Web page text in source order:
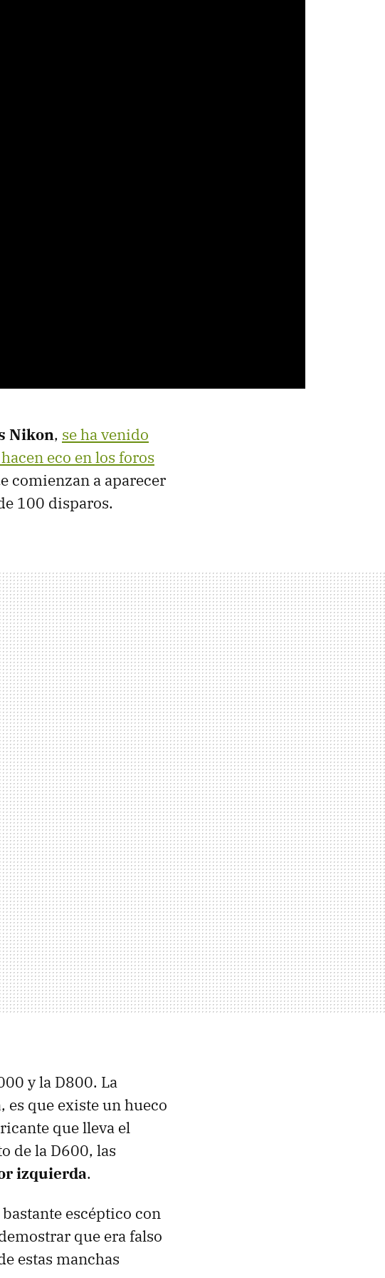
Nikon, se ha venido
eco en los foros
comienzan a aparecer
100 disparos.
y la D800. La
, es que existe un hueco
que lleva el
de la D600, las
izquierda.
bastante escéptico con
que era falso
estas manchas